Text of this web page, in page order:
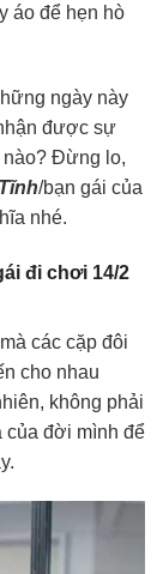
áo để hẹn hò
ngày này
được sự
nào? Đừng lo,
/bạn gái của
nhé.
đi chơi 14/2
các cặp đôi
cho nhau
không phải
của đời mình để